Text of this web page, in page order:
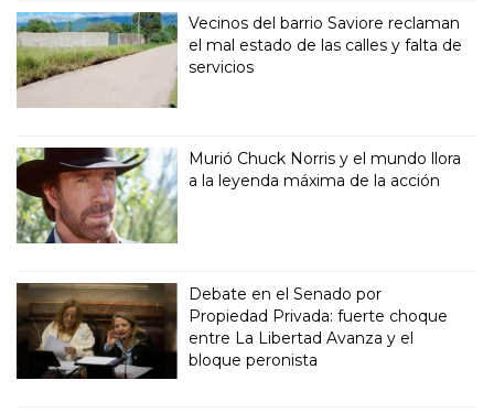
Vecinos del barrio Saviore reclaman
el mal estado de las calles y falta de
servicios
Murió Chuck Norris y el mundo llora
a la leyenda máxima de la acción
Debate en el Senado por
Propiedad Privada: fuerte choque
entre La Libertad Avanza y el
bloque peronista